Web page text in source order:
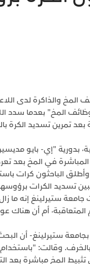
ونشرت الدراسة٬ التي جرى إعدادها بجامعة
في المخ بعد
وأطلق الباحثون
ستيرلينغ إنه ما
التغيرات في المخ تحدث بصفة
ستيرلينغ- أن
بالخرف. وقالت: